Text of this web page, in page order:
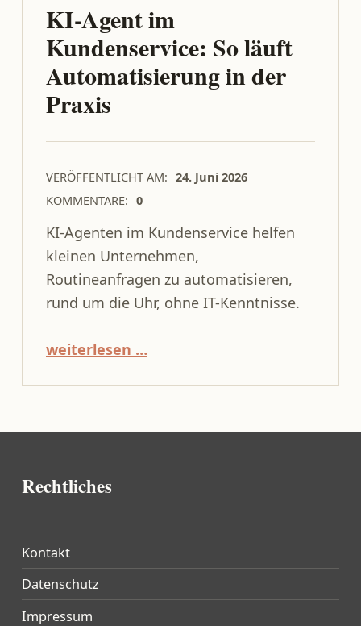
KI-Agent im
Kundenservice: So läuft
Automatisierung in der
Praxis
VERÖFFENTLICHT AM: 24. Juni 2026
KOMMENTARE: 0
KI-Agenten im Kundenservice helfen
kleinen Unternehmen,
Routineanfragen zu automatisieren,
rund um die Uhr, ohne IT-Kenntnisse.
“KI-Agent im Kundenservice: So läuft Automatisierung in der Praxis”
weiterlesen …
Rechtliches
Kontakt
Datenschutz
Impressum